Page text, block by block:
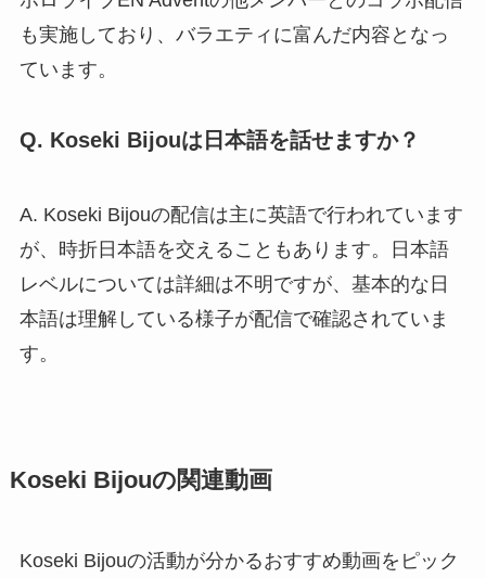
も実施しており、バラエティに富んだ内容となっ
ています。
Q. Koseki Bijouは日本語を話せますか？
A. Koseki Bijouの配信は主に英語で行われています
が、時折日本語を交えることもあります。日本語
レベルについては詳細は不明ですが、基本的な日
本語は理解している様子が配信で確認されていま
す。
Koseki Bijouの関連動画
Koseki Bijouの活動が分かるおすすめ動画をピック